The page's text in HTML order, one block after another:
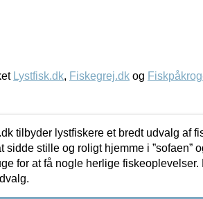
Lystfisk.dk, Fiskegrej.dk og
tilbyder lystfiskere et bredt udvalg af
sidde stille og roligt hjemme i ”sofaen”
for at få nogle herlige fiskeoplevelser.